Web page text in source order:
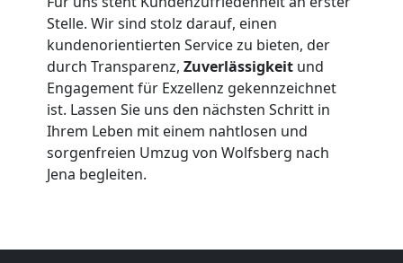
Stelle. Wir sind stolz darauf, einen
kundenorientierten Service zu bieten, der
durch Transparenz, Zuverlässigkeit und
Engagement für Exzellenz gekennzeichnet
ist. Lassen Sie uns den nächsten Schritt in
Ihrem Leben mit einem nahtlosen und
sorgenfreien Umzug von Wolfsberg nach
Jena begleiten.
Beiladung
Wolfsberg
Mini